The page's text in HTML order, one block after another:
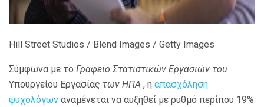
Hill Street Studios / Blend Images / Getty Images
Σύμφωνα με το Γραφείο Στατιστικών Εργασιών του
Υπουργείου Εργασίας των ΗΠΑ , η απασχόληση
ψυχολόγων αναμένεται να αυξηθεί με ρυθμό περίπου 19%